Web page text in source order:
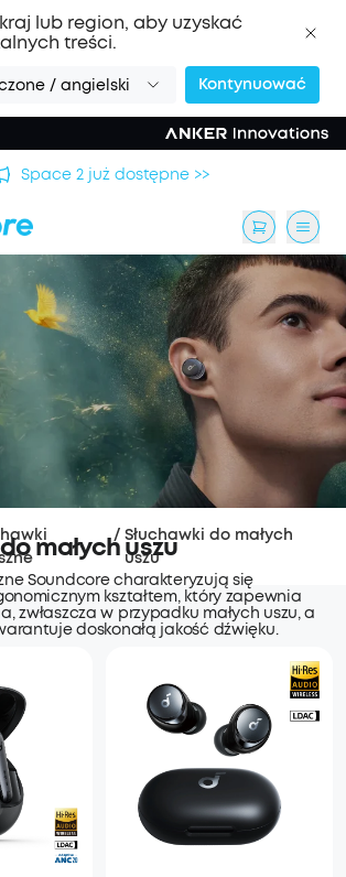
lub region, aby uzyskać
treści.
/ angielski Kontynuować
Space 2 już dostępne >>
małych uszu
Soundcore charakteryzują się
kształtem, który zapewnia
zwłaszcza w przypadku małych uszu, a
doskonałą jakość dźwięku.
/ Słuchawki do małych
uszu